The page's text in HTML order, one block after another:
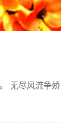
无尽风流争娇